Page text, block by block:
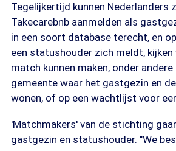
Tegelijkertijd kunnen Nederlanders
Takecarebnb aanmelden als
in een soort database terecht, en
een statushouder zich meldt, kijken
match kunnen maken, onder
gemeente waar het gastgezin en
wonen, of op een wachtlijst voor
'Matchmakers' van de stichting
gastgezin en statushouder. "We